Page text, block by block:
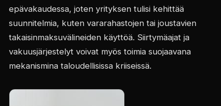
epävakaudessa, joten yrityksen tulisi kehittää
suunnitelmia, kuten vararahastojen tai joustavien
takaisinmaksuvälineiden käyttöä. Siirtymäajat ja
vakuusjärjestelyt voivat myös toimia suojaavana
mekanismina taloudellisissa kriiseissä.